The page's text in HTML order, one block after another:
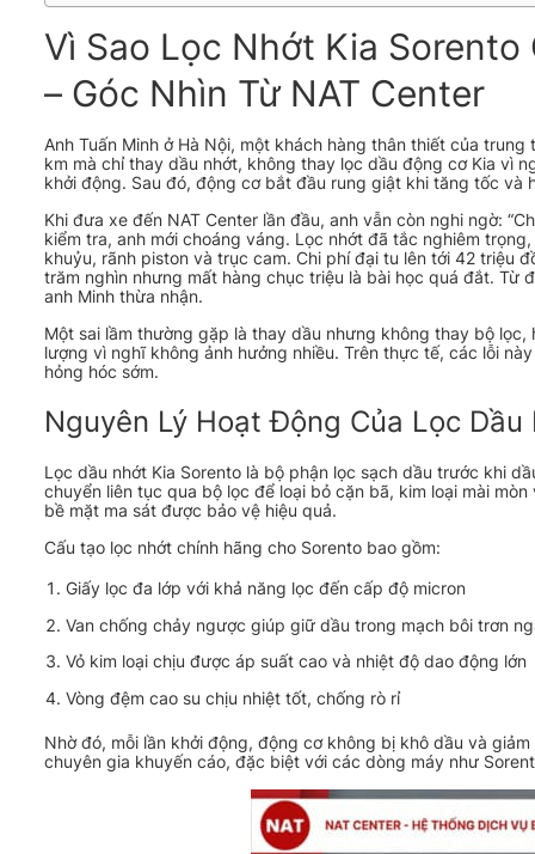
Vì Sao Lọc Nhớt Kia
– Góc Nhìn Từ NAT Center
Anh Tuấn Minh ở Hà Nội, một khách hàng thân thiết của
km mà chỉ thay dầu nhớt, không thay lọc dầu động cơ Kia vì
khởi động. Sau đó, động cơ bắt đầu rung giật khi tăng tốc
Khi đưa xe đến NAT Center lần đầu, anh vẫn còn nghi ngờ:
kiểm tra, anh mới choáng váng. Lọc nhớt đã tắc nghiêm
khuỷu, rãnh piston và trục cam. Chi phí đại tu lên tới 42 triệu
trăm nghìn nhưng mất hàng chục triệu là bài học quá đắt. Từ
anh Minh thừa nhận.
Một sai lầm thường gặp là thay dầu nhưng không thay bộ
lượng vì nghĩ không ảnh hưởng nhiều. Trên thực tế, các lỗi
hỏng hóc sớm.
Nguyên Lý Hoạt Động Của Lọc
Lọc dầu nhớt Kia Sorento là bộ phận lọc sạch dầu trước khi
chuyển liên tục qua bộ lọc để loại bỏ cặn bã, kim loại mài
bề mặt ma sát được bảo vệ hiệu quả.
Cấu tạo lọc nhớt chính hãng cho Sorento bao gồm:
Giấy lọc đa lớp với khả năng lọc đến cấp độ micron
Van chống chảy ngược giúp giữ dầu trong mạch bôi trơn
Vỏ kim loại chịu được áp suất cao và nhiệt độ dao động lớn
Vòng đệm cao su chịu nhiệt tốt, chống rò rỉ
Nhờ đó, mỗi lần khởi động, động cơ không bị khô dầu và
chuyên gia khuyến cáo, đặc biệt với các dòng máy như